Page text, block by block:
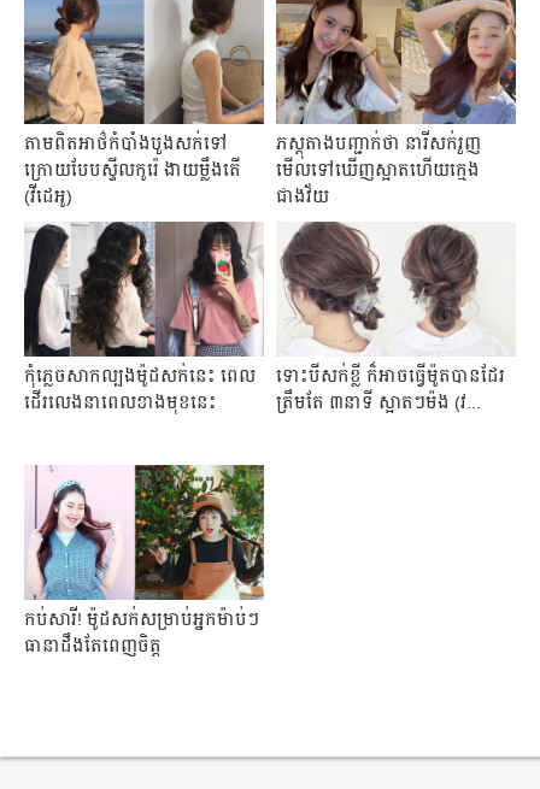
តាមពិត​អាថ៌កំបាំង​បួងសក់ទៅ
ក្រោយបែបស្ទីលកូរ៉េ ងាយម្លឹងតើ
(វីដេអូ)
ភស្តុតាងបញ្ជាក់ថា នារីសក់រួញ
មើលទៅឃើញស្អាតហើយក្មេង
ជាងវ័យ
កុំ​ភ្លេច​សាក​ល្បង​ម៉ូដ​សក់​នេះ ពេល​
ដើរ​លេង​នា​ពេល​ខាង​មុខ​នេះ
ទោះ​បី​សក់​ខ្លី ក៏​អាច​ធ្វើ​ម៉ូត​បាន​ដែរ
ត្រឹមតែ ៣នាទី ស្អាត​ៗ​ម៉ង​ (វ...
កប់សារី! ម៉ូដសក់សម្រាប់អ្នកម៉ាប់ៗ
ធានាដឹងតែពេញចិត្ត